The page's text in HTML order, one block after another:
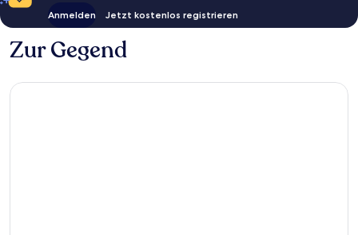
Anmelden Jetzt kostenlos registrieren
Zur Gegend